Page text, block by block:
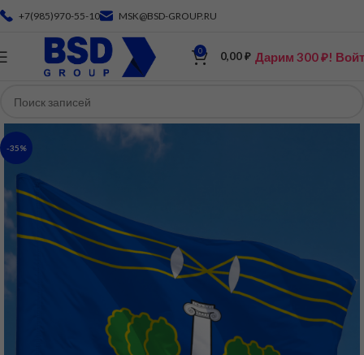
+7(985)970-55-10 MSK@BSD-GROUP.RU
0 0,00₽ Дарим 300 ₽!
-35%